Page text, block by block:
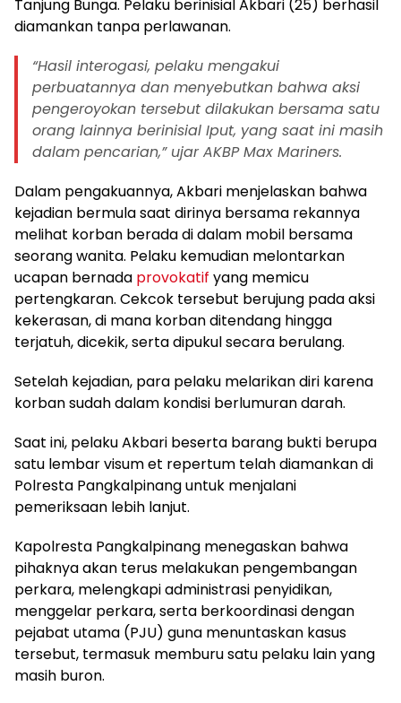
Tanjung Bunga. Pelaku berinisial Akbari (25) berhasil
diamankan tanpa perlawanan.
“Hasil interogasi, pelaku mengakui
perbuatannya dan menyebutkan bahwa aksi
pengeroyokan tersebut dilakukan bersama satu
orang lainnya berinisial Iput, yang saat ini masih
dalam pencarian,” ujar AKBP Max Mariners.
Dalam pengakuannya, Akbari menjelaskan bahwa
kejadian bermula saat dirinya bersama rekannya
melihat korban berada di dalam mobil bersama
seorang wanita. Pelaku kemudian melontarkan
ucapan bernada provokatif yang memicu
pertengkaran. Cekcok tersebut berujung pada aksi
kekerasan, di mana korban ditendang hingga
terjatuh, dicekik, serta dipukul secara berulang.
Setelah kejadian, para pelaku melarikan diri karena
korban sudah dalam kondisi berlumuran darah.
Saat ini, pelaku Akbari beserta barang bukti berupa
satu lembar visum et repertum telah diamankan di
Polresta Pangkalpinang untuk menjalani
pemeriksaan lebih lanjut.
Kapolresta Pangkalpinang menegaskan bahwa
pihaknya akan terus melakukan pengembangan
perkara, melengkapi administrasi penyidikan,
menggelar perkara, serta berkoordinasi dengan
pejabat utama (PJU) guna menuntaskan kasus
tersebut, termasuk memburu satu pelaku lain yang
masih buron.